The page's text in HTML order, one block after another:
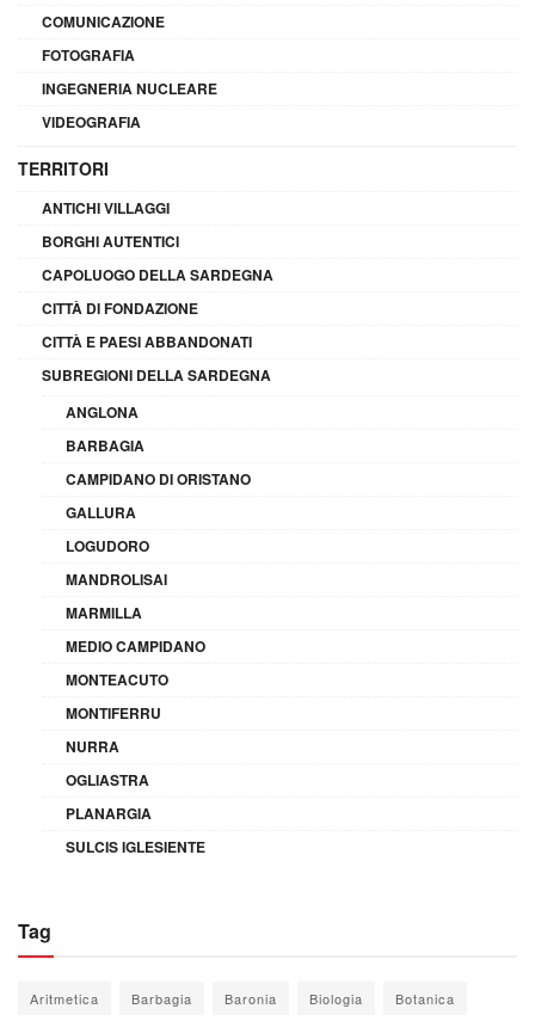
COMUNICAZIONE
FOTOGRAFIA
INGEGNERIA NUCLEARE
VIDEOGRAFIA
TERRITORI
ANTICHI VILLAGGI
BORGHI AUTENTICI
CAPOLUOGO DELLA SARDEGNA
CITTÀ DI FONDAZIONE
CITTÀ E PAESI ABBANDONATI
SUBREGIONI DELLA SARDEGNA
ANGLONA
BARBAGIA
CAMPIDANO DI ORISTANO
GALLURA
LOGUDORO
MANDROLISAI
MARMILLA
MEDIO CAMPIDANO
MONTEACUTO
MONTIFERRU
NURRA
OGLIASTRA
PLANARGIA
SULCIS IGLESIENTE
Tag
Aritmetica Barbagia Baronia Biologia Botanica